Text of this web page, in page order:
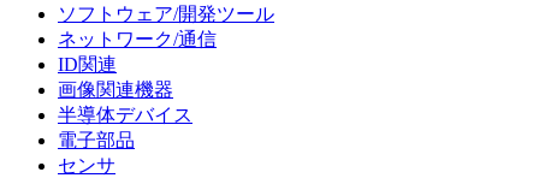
ソフトウェア/開発ツール
ネットワーク/通信
ID関連
画像関連機器
半導体デバイス
電子部品
センサ